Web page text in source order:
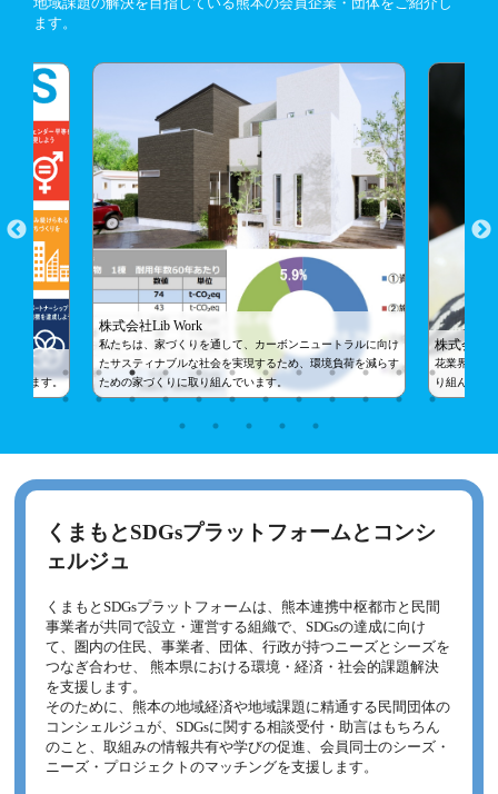
2023年10月12日
2023年09月28日
未来を担う高校生にSDGsを体感してもらいました！
2023年09月21日
熊本県SDGs登録事業者（第5期）が登録されました！
2023年08月28日
【開催報告】「2030SDGs」ワークショップを開催しまし
た！
2023年08月18日
パートナーシップ紹介事例を掲載しました！
2023年07月18日
パートナーシップ事例紹介を掲載しました！
「くまもとＳＤＧｓアワード2023」が開催されます
2023年03月13日
【開催報告】「企業向けSDGs推進ワークショップ＆セミ
ナー」を開催しました！
2023年02月24日
【再掲】企業向けSDGs推進ワークショップ＆セミナーが
開催されます！
2023年02月22日
【ご案内】SDGs無料講演会「SDGsで未来を先取りする地
ます。
化します。
株式会社Lib Work
私たちは、家づくりを通して、カーボンニュートラルに向け
たサスティナブルな社会を実現するため、環境負荷を減らす
ための家づくりに取り組んでいます。
株式会社
花業界が抱
り組んでま
くまもとSDGsプラットフォームとコンシ
ェルジュ
くまもとSDGsプラットフォームは、熊本連携中枢都市と民間
事業者が共同で設立・運営する組織で、SDGsの達成に向け
て、圏内の住民、事業者、団体、行政が持つニーズとシーズを
つなぎ合わせ、 熊本県における環境・経済・社会的課題解決
を支援します。
そのために、熊本の地域経済や地域課題に精通する民間団体の
コンシェルジュが、SDGsに関する相談受付・助言はもちろん
のこと、取組みの情報共有や学びの促進、会員同士のシーズ・
ニーズ・プロジェクトのマッチングを支援します。